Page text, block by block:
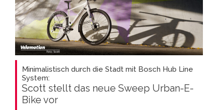
Minimalistisch durch die Stadt mit Bosch Hub Line
System:
Scott stellt das neue Sweep Urban-E-
Bike vor